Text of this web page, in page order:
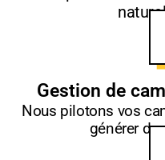
Gestion de
Nous pilotons vos
générer